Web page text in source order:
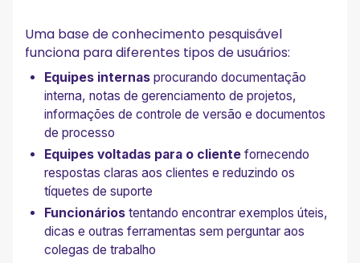
Uma base de conhecimento pesquisável
funciona para diferentes tipos de usuários:
Equipes internas procurando documentação
interna, notas de gerenciamento de projetos,
informações de controle de versão e documentos
de processo
Equipes voltadas para o cliente fornecendo
respostas claras aos clientes e reduzindo os
tíquetes de suporte
Funcionários tentando encontrar exemplos úteis,
dicas e outras ferramentas sem perguntar aos
colegas de trabalho